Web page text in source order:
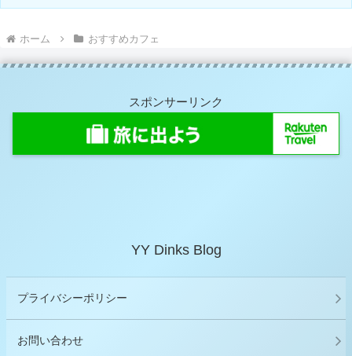
ホーム おすすめカフェ
スポンサーリンク
YY Dinks Blog
プライバシーポリシー
お問い合わせ